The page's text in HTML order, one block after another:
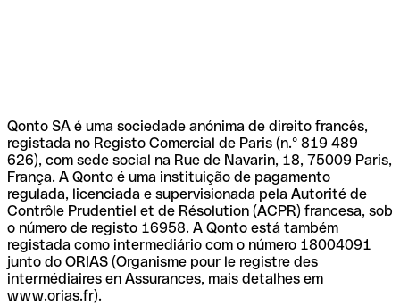
Qonto SA é uma sociedade anónima de direito francês,
registada no Registo Comercial de Paris (n.º 819 489
626), com sede social na Rue de Navarin, 18, 75009 Paris,
França. A Qonto é uma instituição de pagamento
regulada, licenciada e supervisionada pela Autorité de
Contrôle Prudentiel et de Résolution (ACPR) francesa, sob
o número de registo 16958. A Qonto está também
registada como intermediário com o número 18004091
junto do ORIAS (Organisme pour le registre des
intermédiaires en Assurances, mais detalhes em
www.orias.fr).